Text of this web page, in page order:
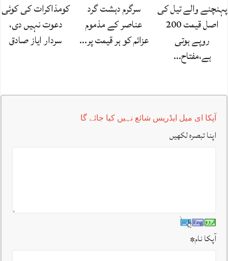
پہنچنے والے تیل کی
اصل قیمت 200
روپے ہوتی
ہے،مفتاح…
سرگرم دہشت گرد
عناصر کے مذموم
عزائم کو ہر قیمت پر…
کومذاکرات کی کوئی
دعوت نہیں دی،
سردار ایاز صادق
آپکا ای میل ایڈریس شائع نہیں کیا جائے گا
اپنا تبصرہ لکھیں
آپکا نام*